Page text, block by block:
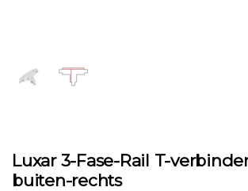
Luxar 3-Fase-Rail T-
buiten-rechts